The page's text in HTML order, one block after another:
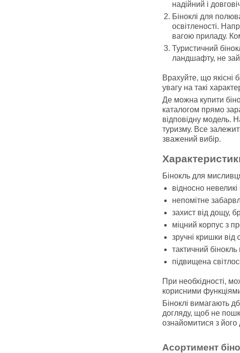
надійний і
Біноклі для
освітленості.
вагою приладу.
Туристичний
ландшафту, не
Врахуйте, що якісні
увагу на такі
Де можна купити
каталогом прямо
відповідну модель.
туризму. Все
зважений вибір.
Бінокль для
відносно невеликі
непомітне
захист від дощу,
міцний корпус з
зручні кришки від
тактичний
підвищена
При необхідності,
корисними
Біноклі вимагають
догляду, щоб не
ознайомитися з
Асортимент